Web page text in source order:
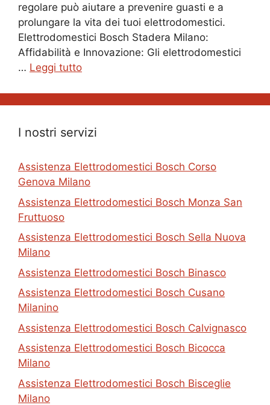
regolare può aiutare a prevenire guasti e a
prolungare la vita dei tuoi elettrodomestici.
Elettrodomestici Bosch Stadera Milano:
Affidabilità e Innovazione: Gli elettrodomestici
… Leggi tutto
I nostri servizi
Assistenza Elettrodomestici Bosch Corso
Genova Milano
Assistenza Elettrodomestici Bosch Monza San
Fruttuoso
Assistenza Elettrodomestici Bosch Sella Nuova
Milano
Assistenza Elettrodomestici Bosch Binasco
Assistenza Elettrodomestici Bosch Cusano
Milanino
Assistenza Elettrodomestici Bosch Calvignasco
Assistenza Elettrodomestici Bosch Bicocca
Milano
Assistenza Elettrodomestici Bosch Bisceglie
Milano